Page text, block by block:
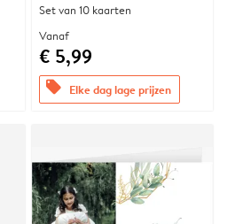
Set van 10 kaarten
Vanaf
€ 5,99
offers Elke dag lage prijzen